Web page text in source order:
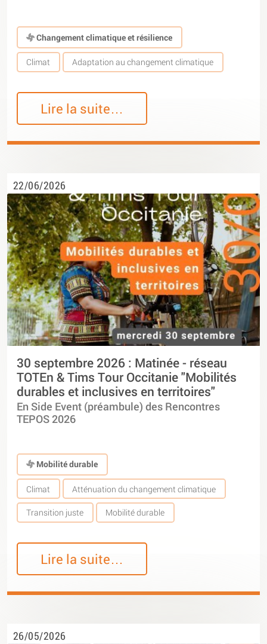
Changement climatique et résilience
Climat Adaptation au changement climatique
Lire la suite…
22/06/2026
30 septembre 2026 : Matinée - réseau
TOTEn & Tims Tour Occitanie "Mobilités
durables et inclusives en territoires"
En Side Event (préambule) des Rencontres
TEPOS 2026
Mobilité durable
Climat Atténuation du changement climatique
Transition juste Mobilité durable
Lire la suite…
26/05/2026